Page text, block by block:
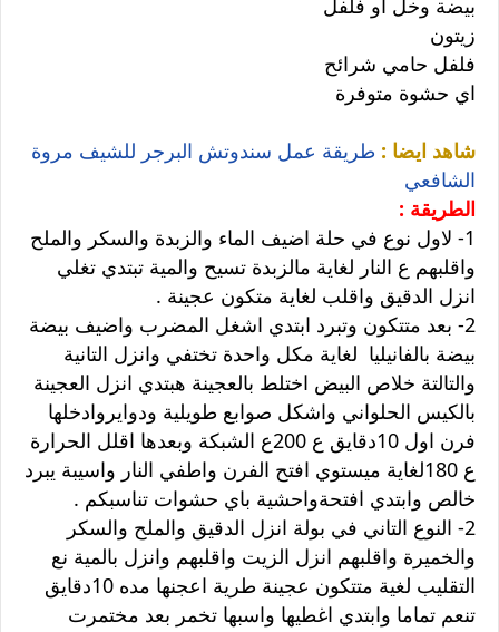
بيضة وخل او فلفل
زيتون
فلفل حامي شرائح
اي حشوة متوفرة
شاهد ايضا : طريقة عمل سندوتش البرجر للشيف مروة
الشافعي
الطريقة :
1- لاول نوع في حلة اضيف الماء والزبدة والسكر والملح
واقلبهم ع النار لغاية مالزبدة تسيح والمية تبتدي تغلي
انزل الدقيق واقلب لغاية متكون عجينة .
2- بعد متتكون وتبرد ابتدي اشغل المضرب واضيف بيضة
بيضة بالفانيليا لغاية مكل واحدة تختفي وانزل التانية
والتالتة خلاص البيض اختلط بالعجينة هبتدي انزل العجينة
بالكيس الحلواني واشكل صوابع طويلية ودوايروادخلها
فرن اول 10دقايق ع 200ع الشبكة وبعدها اقلل الحرارة
ع 180لغاية ميستوي افتح الفرن واطفي النار واسيبة يبرد
خالص وابتدي افتحةواحشية باي حشوات تناسبكم .
2- النوع التاني في بولة انزل الدقيق والملح والسكر
والخميرة واقلبهم انزل الزيت واقلبهم وانزل بالمية نع
التقليب لغية متتكون عجينة طرية اعجنها مده 10دقايق
تنعم تماما وابتدي اغطيها واسبها تخمر بعد مختمرت